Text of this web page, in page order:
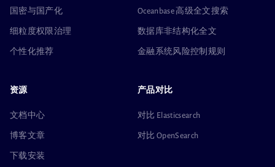
国密与国产化
细粒度权限治理
个性化推荐
Oceanbase 高级全文搜索
数据库非结构化全文
金融系统风险控制规则
资源
文档中心
博客文章
下载安装
产品对比
对比 Elasticsearch
对比 OpenSearch